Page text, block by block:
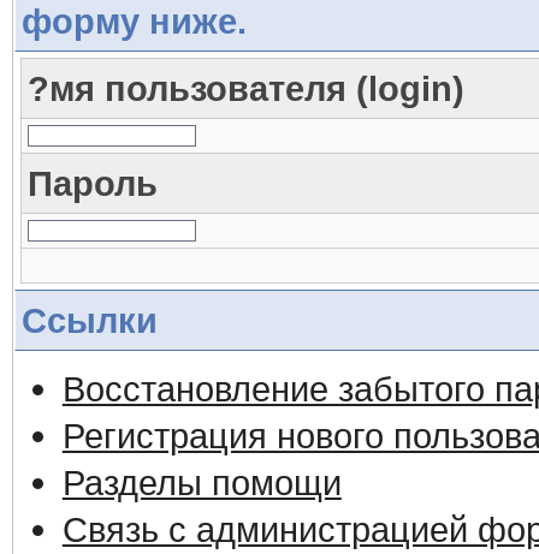
форму ниже.
?мя пользователя (login)
Пароль
Ссылки
Восстановление забытого
Регистрация нового
Разделы помощи
Связь с администрацией